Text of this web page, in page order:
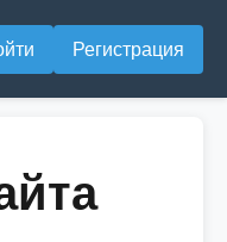
Регистрация